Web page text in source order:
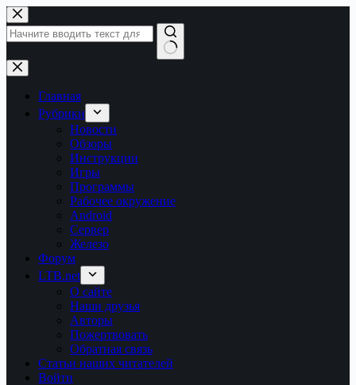
Перейти
к
сути
Ничего
не
найденоГлавная
Рубрики
Новости
Обзоры
Инструкции
Игры
Программы
Рабочее окружение
Android
Сервер
Железо
Форум
LTB.net
О сайте
Наши друзья
Авторы
Пожертвовать
Обратная связь
Статьи наших читателей
Войти